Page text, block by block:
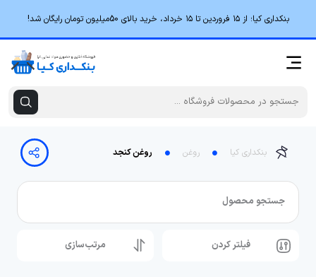
بنکداری کیا؛ از ۱۵ فروردین تا ۱۵ خرداد، خرید بالای 50میلیون تومان رایگان شد!
بنکداری کیا روغن روغن کنجد
جستجو محصول
فیلتر کردن مرتب‌سازی